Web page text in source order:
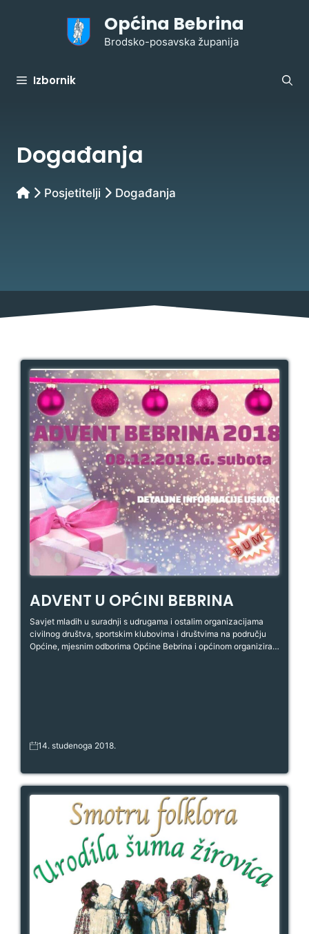
Općina Bebrina
Brodsko-posavska županija
Izbornik
Događanja
Posjetitelji Događanja
ADVENT U OPĆINI BEBRINA
Savjet mladih u suradnji s udrugama i ostalim organizacijama
civilnog društva, sportskim klubovima i društvima na području
Općine, mjesnim odborima Općine Bebrina i općinom organizira…
14. studenoga 2018.